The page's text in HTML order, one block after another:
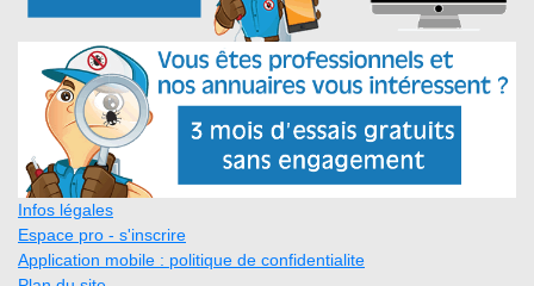
Infos légales
Espace pro - s'inscrire
Application mobile : politique de confidentialite